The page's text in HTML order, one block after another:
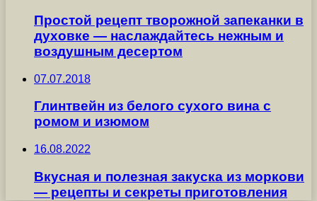
Простой рецепт творожной запеканки в
духовке — наслаждайтесь нежным и
воздушным десертом
07.07.2018
Глинтвейн из белого сухого вина с
ромом и изюмом
16.08.2022
Вкусная и полезная закуска из моркови
— рецепты и секреты приготовления